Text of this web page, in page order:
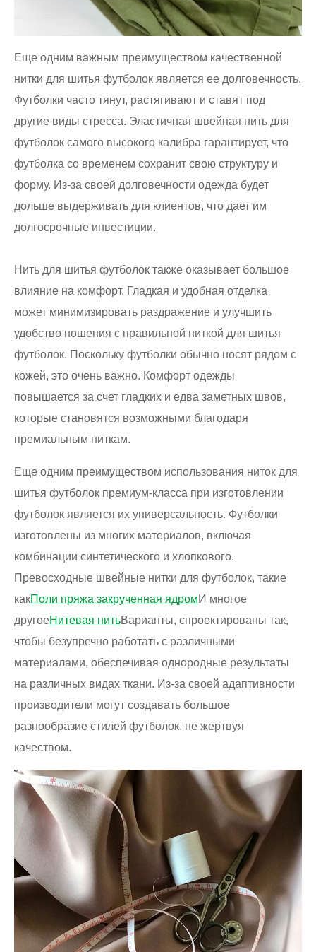
Еще одним важным преимуществом качественной
нитки для шитья футболок является ее долговечность.
Футболки часто тянут, растягивают и ставят под
другие виды стресса. Эластичная швейная нить для
футболок самого высокого калибра гарантирует, что
футболка со временем сохранит свою структуру и
форму. Из-за своей долговечности одежда будет
дольше выдерживать для клиентов, что дает им
долгосрочные инвестиции.
Нить для шитья футболок также оказывает большое
влияние на комфорт. Гладкая и удобная отделка
может минимизировать раздражение и улучшить
удобство ношения с правильной ниткой для шитья
футболок. Поскольку футболки обычно носят рядом с
кожей, это очень важно. Комфорт одежды
повышается за счет гладких и едва заметных швов,
которые становятся возможными благодаря
премиальным ниткам.
Еще одним преимуществом использования ниток для
шитья футболок премиум-класса при изготовлении
футболок является их универсальность. Футболки
изготовлены из многих материалов, включая
комбинации синтетического и хлопкового.
Превосходные швейные нитки для футболок, такие
какПоли пряжа закрученная ядромИ многое
другоеНитевая нитьВарианты, спроектированы так,
чтобы безупречно работать с различными
материалами, обеспечивая однородные результаты
на различных видах ткани. Из-за своей адаптивности
производители могут создавать большое
разнообразие стилей футболок, не жертвуя
качеством.